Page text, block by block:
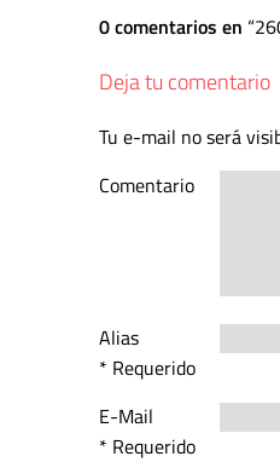
0 comentarios en
Deja tu comentario
Tu e-mail no será
Comentario
Alias
* Requerido
E-Mail
* Requerido